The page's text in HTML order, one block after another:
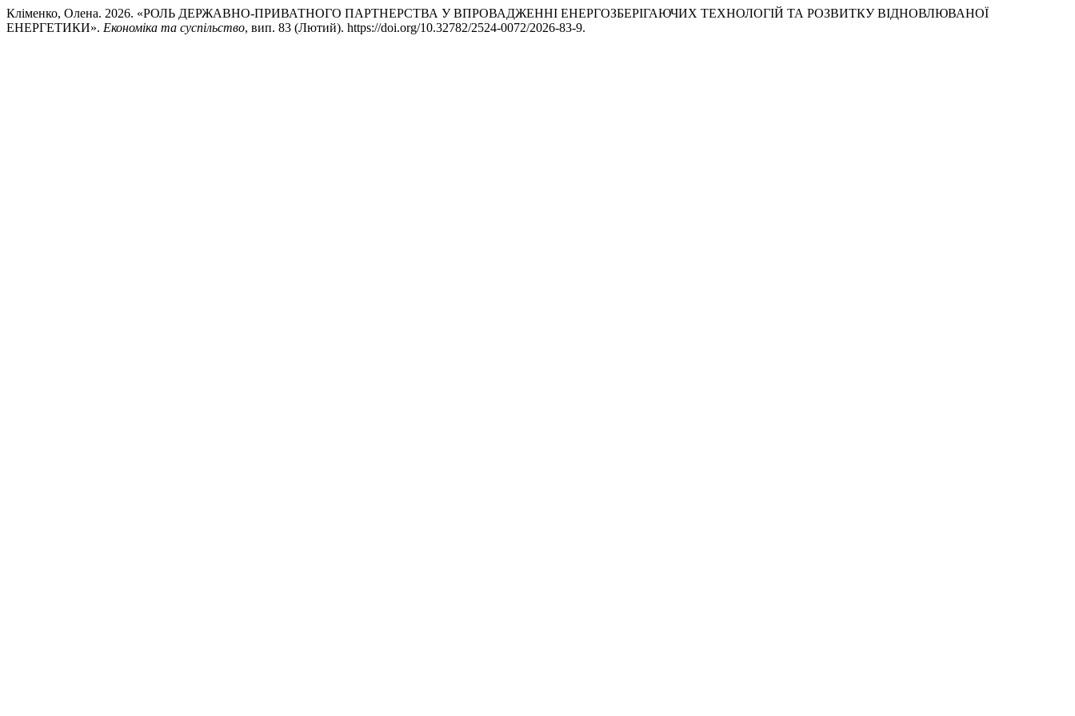
Кліменко, Олена. 2026. «РОЛЬ ДЕРЖАВНО-ПРИВАТНОГО ПАРТНЕРСТВА У ВПРОВАДЖЕННІ ЕНЕРГОЗБЕРІГАЮЧИХ ТЕХНОЛОГІЙ ТА РОЗВИТКУ ВІДНОВЛЮВАНОЇ
ЕНЕРГЕТИКИ». Економіка та суспільство, вип. 83 (Лютий). https://doi.org/10.32782/2524-0072/2026-83-9.